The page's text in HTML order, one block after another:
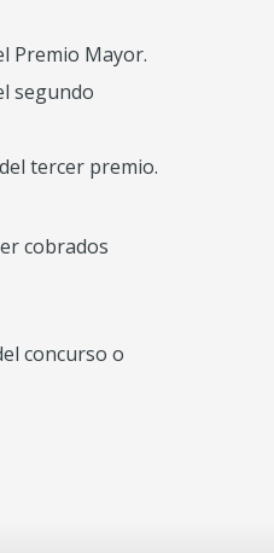
Premio Mayor.
segundo
tercer premio.
cobrados
concurso o